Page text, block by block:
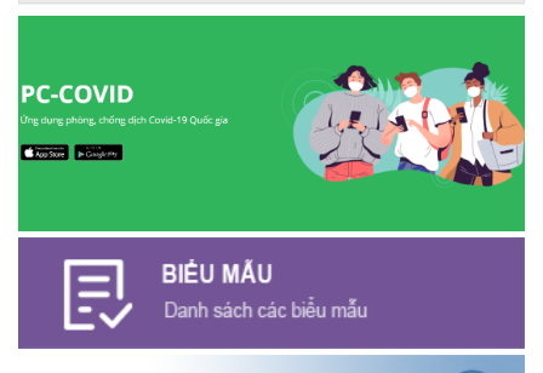
(05/08/2026)
LẮNG NGHE Ý KIẾN CỬ TRI, KỊP THỜI KHẢO SÁT THỰC TẾ CÁC
TUYẾN KÊNH MƯƠNG PHỤC VỤ SẢN XUẤT NÔNG NGHIỆP.
(31/07/2026)
ỦY BAN MẶT TRẬN TỔ QUỐC VIỆT NAM XÃ EA NING TỔ CHỨC
CẬN NGHÈO NĂM 2025.
(31/07/2026)
KỲ HỌP CHUYÊN ĐỀ LẦN THỨ NHẤT HỘI ĐỒNG NHÂN DÂN XÃ
EA NING KHÓA V NHIỆM KỲ 2026 – 2031.